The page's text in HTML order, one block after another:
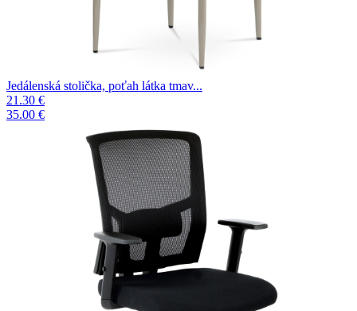
Jedálenská stolička, poťah látka tmav...
21.30 €
35.00 €